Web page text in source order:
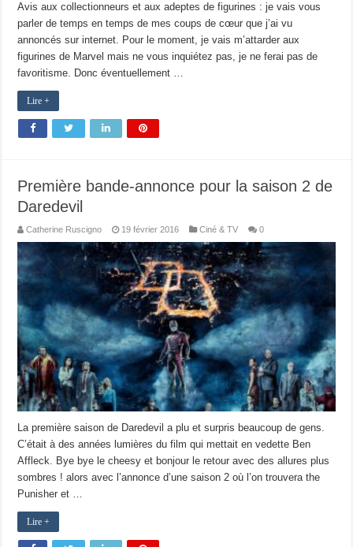
Avis aux collectionneurs et aux adeptes de figurines : je vais vous
parler de temps en temps de mes coups de cœur que j’ai vu
annoncés sur internet. Pour le moment, je vais m’attarder aux
figurines de Marvel mais ne vous inquiétez pas, je ne ferai pas de
favoritisme. Donc éventuellement …
Lire +
Première bande-annonce pour la saison 2 de
Daredevil
Catherine Ruscigno 19 février 2016 Ciné & TV 0
La première saison de Daredevil a plu et surpris beaucoup de gens.
C’était à des années lumières du film qui mettait en vedette Ben
Affleck. Bye bye le cheesy et bonjour le retour avec des allures plus
sombres ! alors avec l’annonce d’une saison 2 où l’on trouvera the
Punisher et …
Lire +